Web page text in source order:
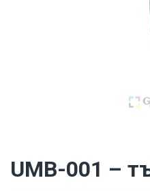
UMB-001 –